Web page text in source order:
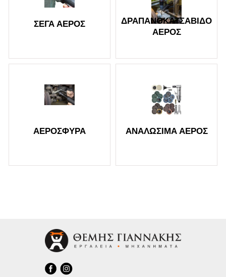
ΣΈΓΑ ΑΈΡΟΣ
ΔΡΑΠΑΝΟΚΑΤΣΆΒΙΔΟ
ΑΈΡΟΣ
ΑΕΡΌΣΦΥΡΑ ΑΝΑΛΏΣΙΜΑ ΑΈΡΟΣ